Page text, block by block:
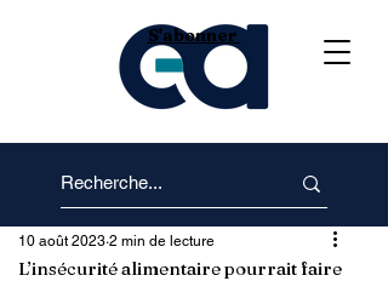
S'abonner
L’insécurité alimentaire pourrait faire
10 août 2023 2 min de lecture